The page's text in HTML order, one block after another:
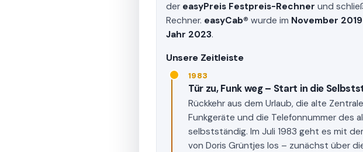
der easyPreis Festpreis-Rechner und
Rechner. easyCab® wurde im November 2019
Jahr 2023.
Unsere Zeitleiste
1983
Tür zu, Funk weg – Start in die
Rückkehr aus dem Urlaub, die alte
Funkgeräte und die Telefonnummer des
selbstständig. Im Juli 1983 geht es mit
von Doris Grüntjes los – zunächst über